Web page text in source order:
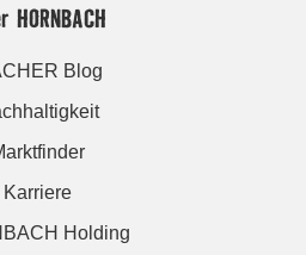
HORNBACH
Blog
Karriere
Holding